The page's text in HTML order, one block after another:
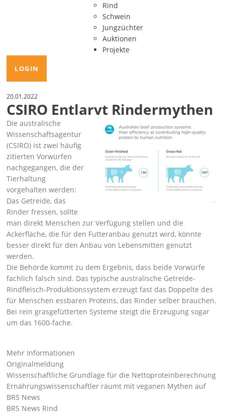
Rind
Schwein
Jungzüchter
Auktionen
Projekte
LOGIN
20.01.2022
CSIRO Entlarvt Rindermythen
Die australische
Wissenschaftsagentur
(CSIRO) ist zwei häufig
zitierten Vorwürfen
nachgegangen, die der
Tierhaltung
vorgehalten werden:
Das Getreide, das
Rinder fressen, sollte
man direkt Menschen zur Verfügung stellen und die
Ackerfläche, die für den Futteranbau genutzt wird, könnte
besser direkt für den Anbau von Lebensmitten genutzt
werden.
Die Behörde kommt zu dem Ergebnis, dass beide Vorwürfe
fachlich falsch sind. Das typische australische Getreide-
Rindfleisch-Produktionssystem erzeugt fast das Doppelte des
für Menschen essbaren Proteins, das Rinder selber brauchen.
Bei rein grasgefütterten Systeme steigt die Erzeugung sogar
um das 1600-fache.
Mehr Informationen
Originalmeldung
Wissenschaftliche Grundlage für die Nettoproteinberechnung
Ernährungswissenschaftler räumt mit veganen Mythen auf
BRS News
BRS News Rind